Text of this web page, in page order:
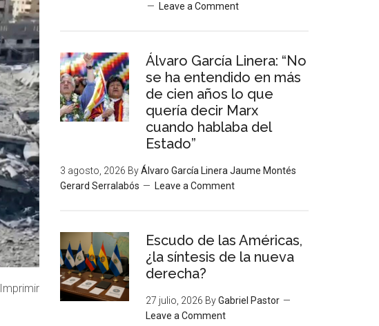
Imprimir
Leave a Comment
Álvaro García Linera: “No
se ha entendido en más
de cien años lo que
quería decir Marx
cuando hablaba del
Estado”
3 agosto, 2026 ByÁlvaro García Linera Jaume Montés
Gerard Serralabós
Leave a Comment
Escudo de las Américas,
¿la síntesis de la nueva
derecha?
27 julio, 2026 ByGabriel Pastor
Leave a Comment